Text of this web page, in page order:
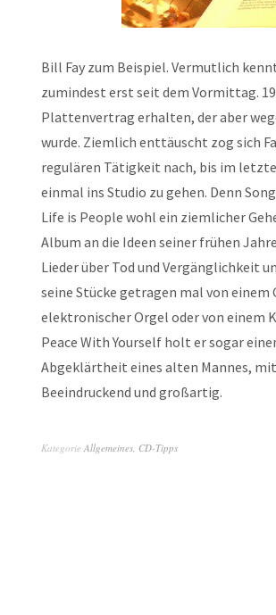
Bill Fay zum Beispiel. Vermutlich
zumindest erst seit dem Vormittag.
Plattenvertrag erhalten, der aber
wurde. Ziemlich enttäuscht zog sich
regulären Tätigkeit nach, bis im
einmal ins Studio zu gehen. Denn
Life is People wohl ein ziemlicher
Album an die Ideen seiner frühen
Lieder über Tod und Vergänglichkeit
seine Stücke getragen mal von
elektronischer Orgel oder von einem
Peace With Yourself holt er sogar
Abgeklärtheit eines alten Mannes,
Beeindruckend und großartig.
Kategorie Allgemeines, CD-Tipps